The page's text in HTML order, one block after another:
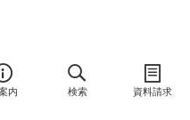
内 検索 資料請求